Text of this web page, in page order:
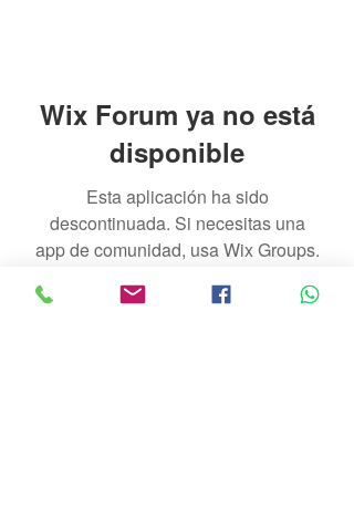
Wix Forum ya no está
disponible
Esta aplicación ha sido
descontinuada. Si necesitas una
app de comunidad, usa Wix Groups.